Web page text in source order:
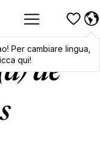
,ciao! To switch
click here!
! Per cambiare lingua,
qui!de